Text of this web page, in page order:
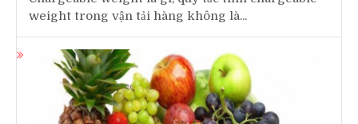
weight trong vận tải hàng không là...